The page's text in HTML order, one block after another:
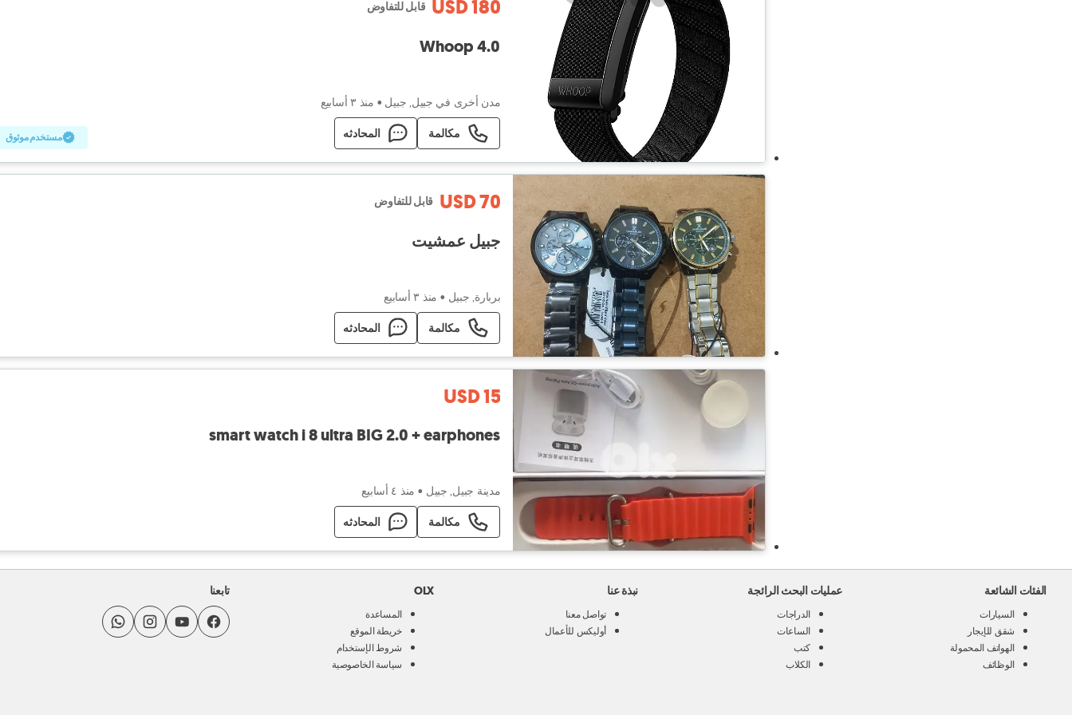
USD 180 قابل للتفاوض
Whoop 4.0
مدن أخرى في جبيل, جبيل • منذ ٣ أسابيع
مكالمة المحادثه مستخدم موثوق
USD 70 قابل للتفاوض
جبيل عمشيت
بربارة, جبيل • منذ ٣ أسابيع
مكالمة المحادثه
USD 15
smart watch i 8 ultra BIG 2.0 + earphones
مدينة جبيل, جبيل • منذ ٤ أسابيع
مكالمة المحادثه
الفئات الشائعة
السيارات
شقق للإيجار
الهواتف المحمولة
الوظائف
عمليات البحث الرائجة
الدراجات
الساعات
كتب
الكلاب
نبذة عنا
تواصل معنا
أوليكس للأعمال
OLX
المساعدة
خريطة الموقع
شروط الإستخدام
سياسة الخاصوصية
تابعنا